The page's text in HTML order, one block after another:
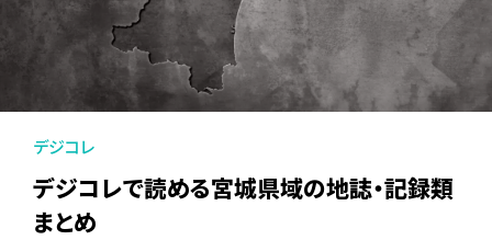
デジコレ
デジコレで読める宮城県域の地誌・記録類
まとめ